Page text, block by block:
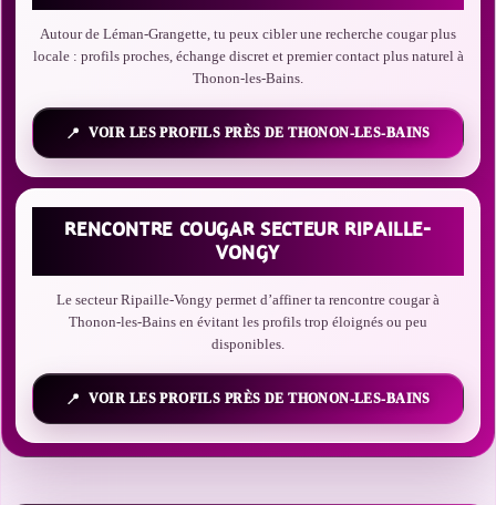
Autour de Léman-Grangette, tu peux cibler une recherche cougar plus
locale : profils proches, échange discret et premier contact plus naturel à
Thonon-les-Bains.
VOIR LES PROFILS PRÈS DE THONON-LES-BAINS
RENCONTRE COUGAR SECTEUR RIPAILLE-
VONGY
Le secteur Ripaille-Vongy permet d’affiner ta rencontre cougar à
Thonon-les-Bains en évitant les profils trop éloignés ou peu
disponibles.
VOIR LES PROFILS PRÈS DE THONON-LES-BAINS